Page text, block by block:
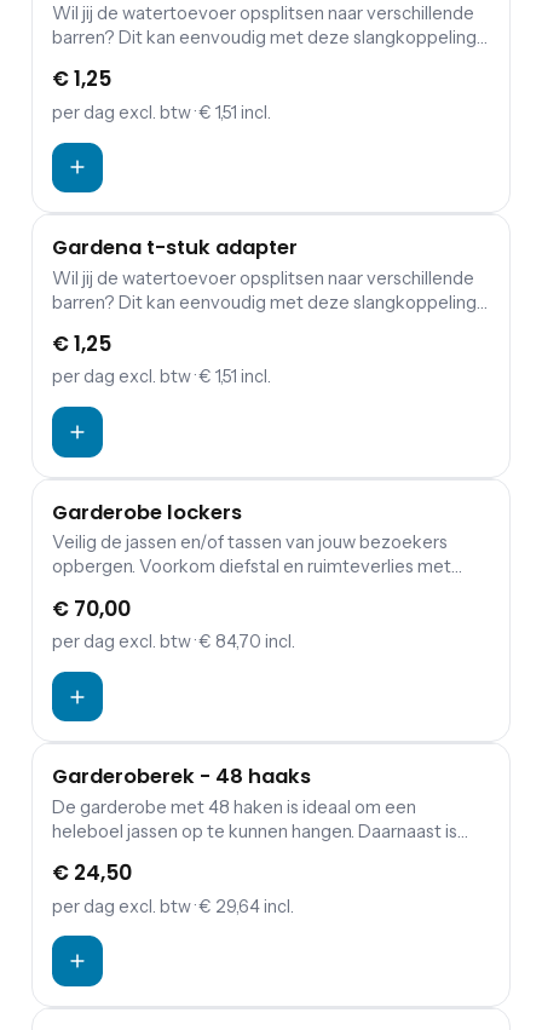
Wil jij de watertoevoer opsplitsen naar verschillende
barren? Dit kan eenvoudig met deze slangkoppeling
€ 1,25
per dag excl. btw· € 1,51 incl.
Gardena t-stuk adapter
Wil jij de watertoevoer opsplitsen naar verschillende
barren? Dit kan eenvoudig met deze slangkoppeling
€ 1,25
per dag excl. btw· € 1,51 incl.
Garderobe lockers
Veilig de jassen en/of tassen van jouw bezoekers
opbergen. Voorkom diefstal en ruimteverlies met
€ 70,00
per dag excl. btw· € 84,70 incl.
Garderoberek - 48 haaks
De garderobe met 48 haken is ideaal om een
heleboel jassen op te kunnen hangen. Daarnaast is
op de remmen.
€ 24,50
per dag excl. btw· € 29,64 incl.